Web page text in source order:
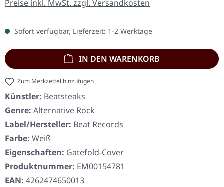
Preise inkl. MwSt. zzgl. Versandkosten
Sofort verfügbar, Lieferzeit: 1-2 Werktage
IN DEN WARENKORB
Zum Merkzettel hinzufügen
Künstler: Beatsteaks
Genre: Alternative Rock
Label/Hersteller: Beat Records
Farbe: Weiß
Eigenschaften: Gatefold-Cover
Produktnummer: EM00154781
EAN: 4262474650013